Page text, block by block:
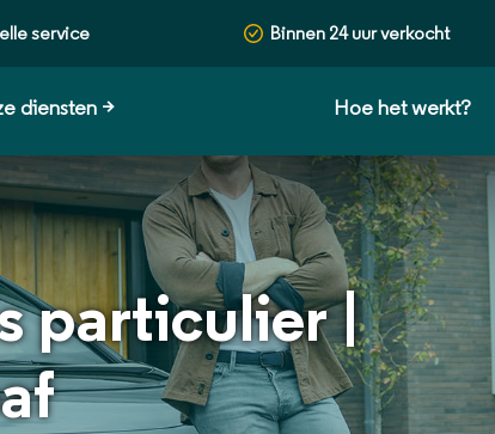
service Binnen 24 uur verkocht
diensten > Hoe het werkt?
particulier |